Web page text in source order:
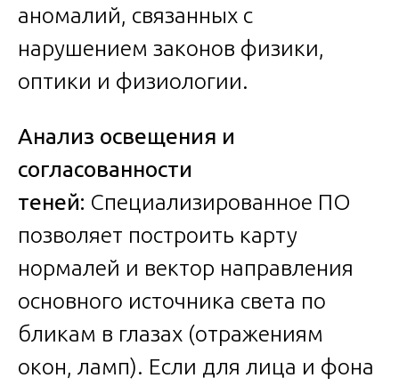
аномалий, связанных с
нарушением законов физики,
оптики и физиологии.
Анализ освещения и
согласованности
теней: Специализированное ПО
позволяет построить карту
нормалей и вектор направления
основного источника света по
бликам в глазах (отражениям
окон, ламп). Если для лица и фона